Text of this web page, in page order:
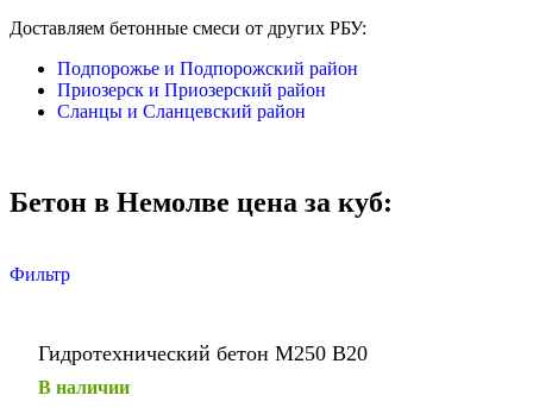
Доставляем бетонные смеси от других РБУ:
Подпорожье и Подпорожский район
Приозерск и Приозерский район
Сланцы и Сланцевский район
Бетон в Немолве цена за куб:
Фильтр
Гидротехнический бетон М250 В20
В наличии